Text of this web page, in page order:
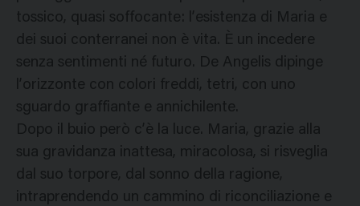
tossico, quasi soffocante: l’esistenza di Maria e
dei suoi conterranei non è vita. È un incedere
senza sentimenti né futuro. De Angelis dipinge
l’orizzonte con colori freddi, tetri, con uno
sguardo graffiante e annichilente.
Dopo il buio però c’è la luce. Maria, grazie alla
sua gravidanza inattesa, miracolosa, si risveglia
dal suo torpore, dal sonno della ragione,
intraprendendo un cammino di riconciliazione e